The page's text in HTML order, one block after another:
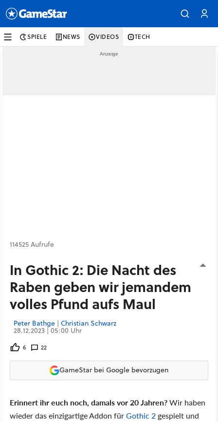
SPIELE NEWS VIDEOS TECH
114525 Aufrufe
In Gothic 2: Die Nacht des
Raben geben wir jemandem
volles Pfund aufs Maul
Peter Bathge | Christian Schwarz
28.12.2023 | 05:00 Uhr
6 22
GameStar bei Google bevorzugen
Erinnert ihr euch noch, damals vor 20 Jahren?Wir haben
wieder das einzigartige Addon fürGothic 2 gespielt und